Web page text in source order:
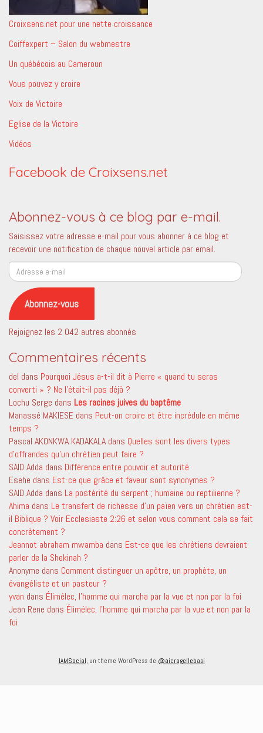
Croixsens.net pour une nette croissance
Coiffexpert – Salon du webmestre
Un québécois au Cameroun
Vous pouvez y croire
Voix de Victoire
Eglise de la Victoire
Vidéos
Facebook de Croixsens.net
Abonnez-vous à ce blog par e-mail.
Saisissez votre adresse e-mail pour vous abonner à ce blog et
recevoir une notification de chaque nouvel article par email.
Adresse
e-
mail
Abonnez-vous
Rejoignez les 2 042 autres abonnés
Commentaires récents
del dans Pourquoi Jésus a-t-il dit à Pierre « quand tu seras
converti » ? Ne l’était-il pas déjà ?
Lochu Serge dans Les racines juives du baptême
Manassé MAKIESE dans Peut-on croire et être incrédule en même
temps ?
Pascal AKONKWA KADAKALA dans Quelles sont les divers types
d’offrandes qu’un chrétien peut faire ?
SAID Adda dans Différence entre pouvoir et autorité
Esehe dans Est-ce que grâce et faveur sont synonymes ?
SAID Adda dans La postérité du serpent ; humaine ou reptilienne ?
Ahima dans Le transfert de richesse d’un païen vers un chrétien est-
il Biblique ? Voir Ecclesiaste 2:26 et selon vous comment cela se fait
concrètement ?
Jeannot abraham mwamba dans Est-ce que les chrétiens devraient
parler de la Shekinah ?
Anonyme dans Comment distinguer un apôtre, un prophète, un
évangéliste et un pasteur ?
yvan dans Élimélec, l’homme qui marcha par la vue et non par la foi
Jean Rene dans Élimélec, l’homme qui marcha par la vue et non par la
foi
IAMSocial , un theme WordPress de @aicragellebasi